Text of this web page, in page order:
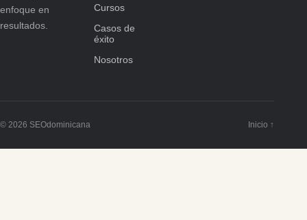
enfoque en
resultados.
Cursos
Casos de
éxito
Nosotros
© 2026 SEOdominicana Inicio ↑